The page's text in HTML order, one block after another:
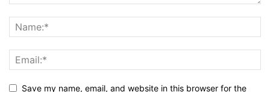
Save my name, email, and website in this browser for the